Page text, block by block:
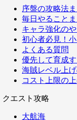
序盤の攻略法
毎日やること
キャラ強化の
初心者必見！
よくある質問
優先して育成
海賊レベル上
コスト上限の
クエスト攻略
大航海